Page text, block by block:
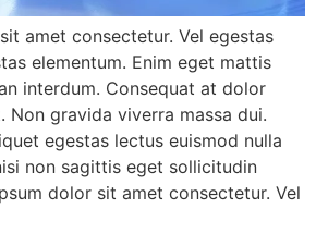
amet consectetur. Vel egestas
elementum. Enim eget mattis
interdum. Consequat at dolor
Non gravida viverra massa dui.
egestas lectus euismod nulla
non sagittis eget sollicitudin
dolor sit amet consectetur. Vel